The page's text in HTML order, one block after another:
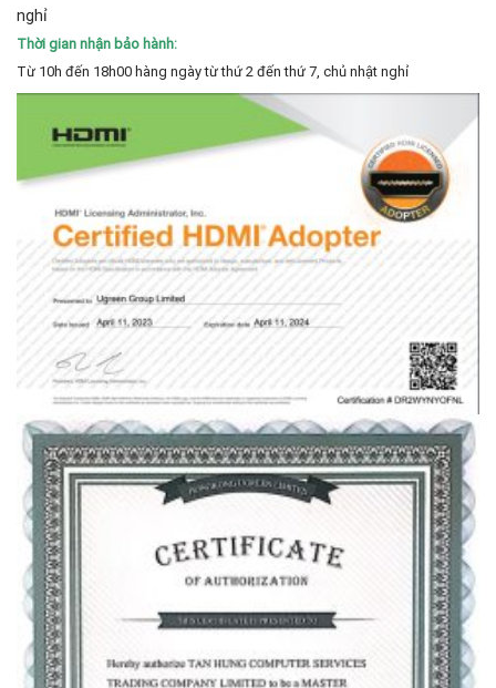
nghỉ
Thời gian nhận bảo hành:
Từ 10h đến 18h00 hàng ngày từ thứ 2 đến thứ 7, chủ nhật nghỉ